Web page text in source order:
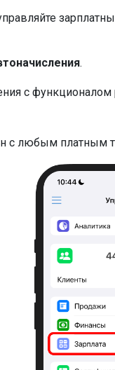
.
с
с любым платным